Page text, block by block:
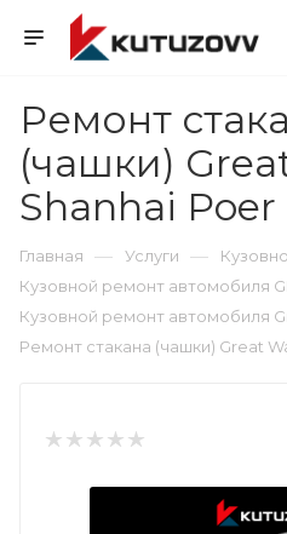
Ремонт
(чашки)
Shanhai Poer
Главная — Услуги —
Кузовной ремонт автомобиля
Кузовной ремонт автомобиля
Ремонт стакана (чашки) Great